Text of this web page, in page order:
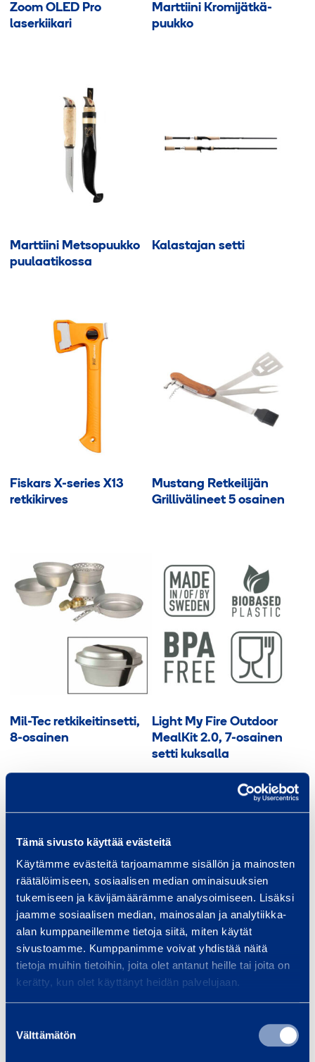
Tämä sivusto käyttää evästeitä
Käytämme evästeitä tarjoamamme sisällön ja mainosten
räätälöimiseen, sosiaalisen median ominaisuuksien
tukemiseen ja kävijämäärämme analysoimiseen. Lisäksi
jaamme sosiaalisen median, mainosalan ja analytiikka-
alan kumppaneillemme tietoja siitä, miten käytät
sivustoamme. Kumppanimme voivat yhdistää näitä
tietoja muihin tietoihin, joita olet antanut heille tai joita on
kerätty, kun olet käyttänyt heidän palvelujaan.
valinta
Välttämätön
Zoom OLED Pro
laserkiikari
Marttiini Kromijätkä-
puukko
Marttiini Metsopuukko
puulaatikossa
Kalastajan setti
Fiskars X-series X13
retkikirves
Mustang Retkeilijän
Grillivälineet 5 osainen
Mil-Tec retkikeitinsetti,
8-osainen
Light My Fire Outdoor
MealKit 2.0, 7-osainen
setti kuksalla
Tällä
on
useampi
valinnat
tuotteen
sivulla.
Marttiini Special-puukko
tuotteella
Mil-Tec Black Ranger-
rinkka